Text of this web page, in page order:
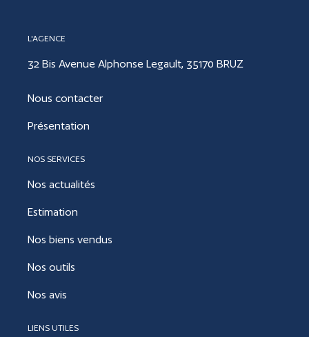
L'AGENCE
32 Bis Avenue Alphonse Legault, 35170 BRUZ
Nous contacter
Présentation
NOS SERVICES
Nos actualités
Estimation
Nos biens vendus
Nos outils
Nos avis
LIENS UTILES